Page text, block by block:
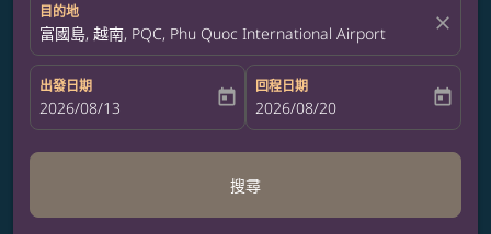
目的地
富國島, 越南, PQC, Phu Quoc International Airport close
出發日期
fc-booking-departure-date-aria-label
2026/08/13 today
回程日期
fc-booking-return-date-aria-label
2026/08/20 today
搜尋